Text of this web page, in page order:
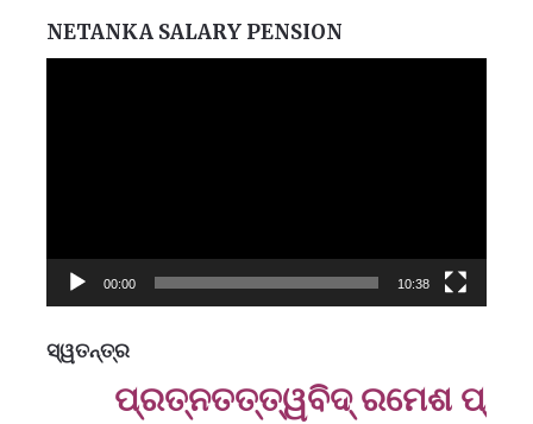
NETANKA SALARY PENSION
00:00 10:38
ସ୍ୱତନ୍ତ୍ର
ପ୍ରତ୍ନତ‌ତ୍ତ୍ୱବିଦ୍ ରମେଶ ପ୍ରସାଦ